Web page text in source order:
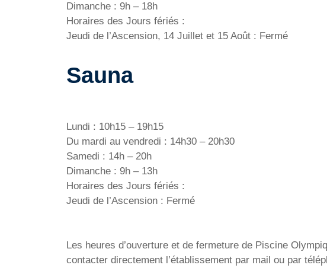
Dimanche : 9h – 18h
Horaires des Jours fériés :
Jeudi de l’Ascension, 14 Juillet et 15 Août : Fermé
Sauna
Lundi : 10h15 – 19h15
Du mardi au vendredi : 14h30 – 20h30
Samedi : 14h – 20h
Dimanche : 9h – 13h
Horaires des Jours fériés :
Jeudi de l’Ascension : Fermé
Les heures d’ouverture et de fermeture de Piscine
contacter directement l’établissement par mail ou par